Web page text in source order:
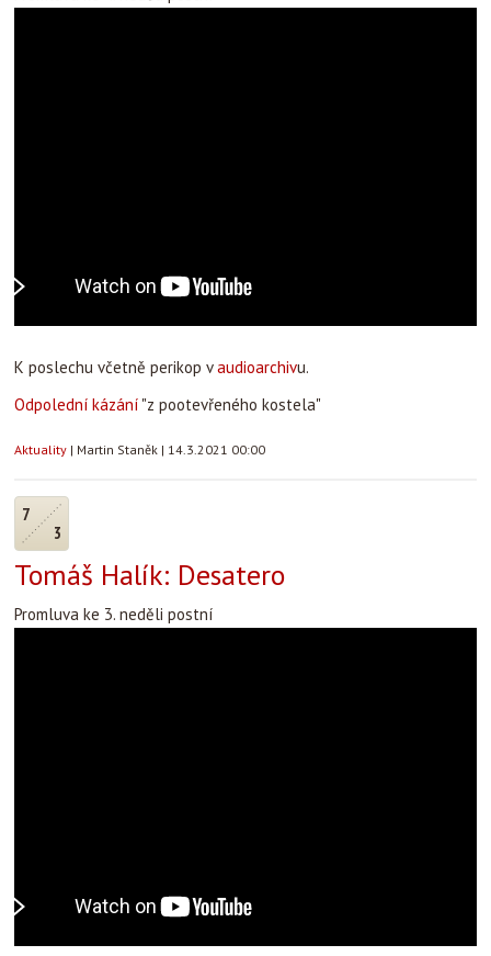
K poslechu včetně perikop vaudioarchivu.
Odpolední kázání "z pootevřeného kostela"
Aktuality | Martin Staněk | 14.3.2021 00:00
7
3
Tomáš Halík: Desatero
Promluva ke 3. neděli postní